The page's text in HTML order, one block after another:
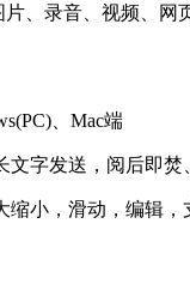
、录音、视频、网
、Mac端
字发送，阅后即焚
小，滑动，编辑